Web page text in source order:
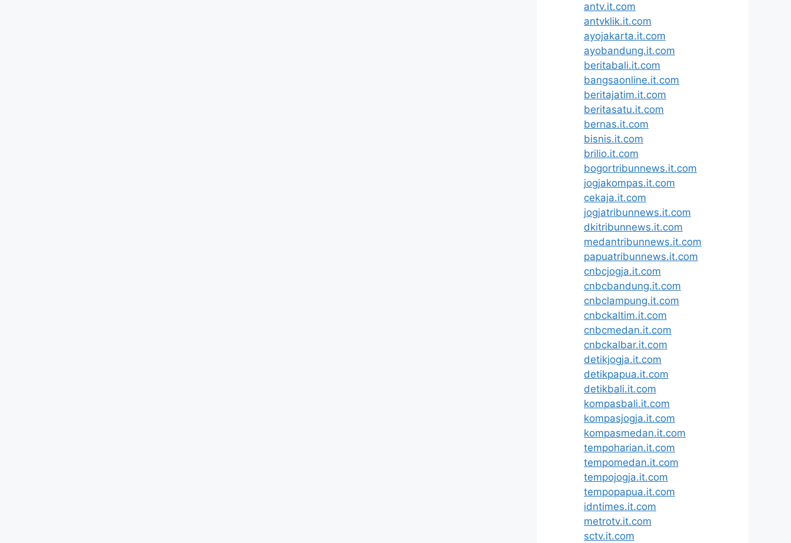
antv.it.com
antvklik.it.com
ayojakarta.it.com
ayobandung.it.com
beritabali.it.com
bangsaonline.it.com
beritajatim.it.com
beritasatu.it.com
bernas.it.com
bisnis.it.com
brilio.it.com
bogortribunnews.it.com
jogjakompas.it.com
cekaja.it.com
jogjatribunnews.it.com
dkitribunnews.it.com
medantribunnews.it.com
papuatribunnews.it.com
cnbcjogja.it.com
cnbcbandung.it.com
cnbclampung.it.com
cnbckaltim.it.com
cnbcmedan.it.com
cnbckalbar.it.com
detikjogja.it.com
detikpapua.it.com
detikbali.it.com
kompasbali.it.com
kompasjogja.it.com
kompasmedan.it.com
tempoharian.it.com
tempomedan.it.com
tempojogja.it.com
tempopapua.it.com
idntimes.it.com
metrotv.it.com
sctv.it.com